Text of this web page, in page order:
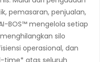
pemasaran, penjualan,
BOS™ mengelola setiap
silo
operasional, dan
time* atas seluruh